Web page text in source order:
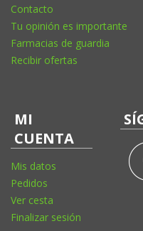
Contacto
Tu opinión es importante
Farmacias de guardia
Recibir ofertas
MI
CUENTA
Mis datos
Pedidos
Ver cesta
Finalizar sesión